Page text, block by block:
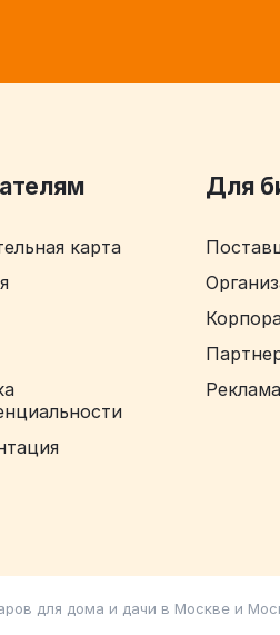
карта
Для
Реклама
для дома и дачи в Москве и